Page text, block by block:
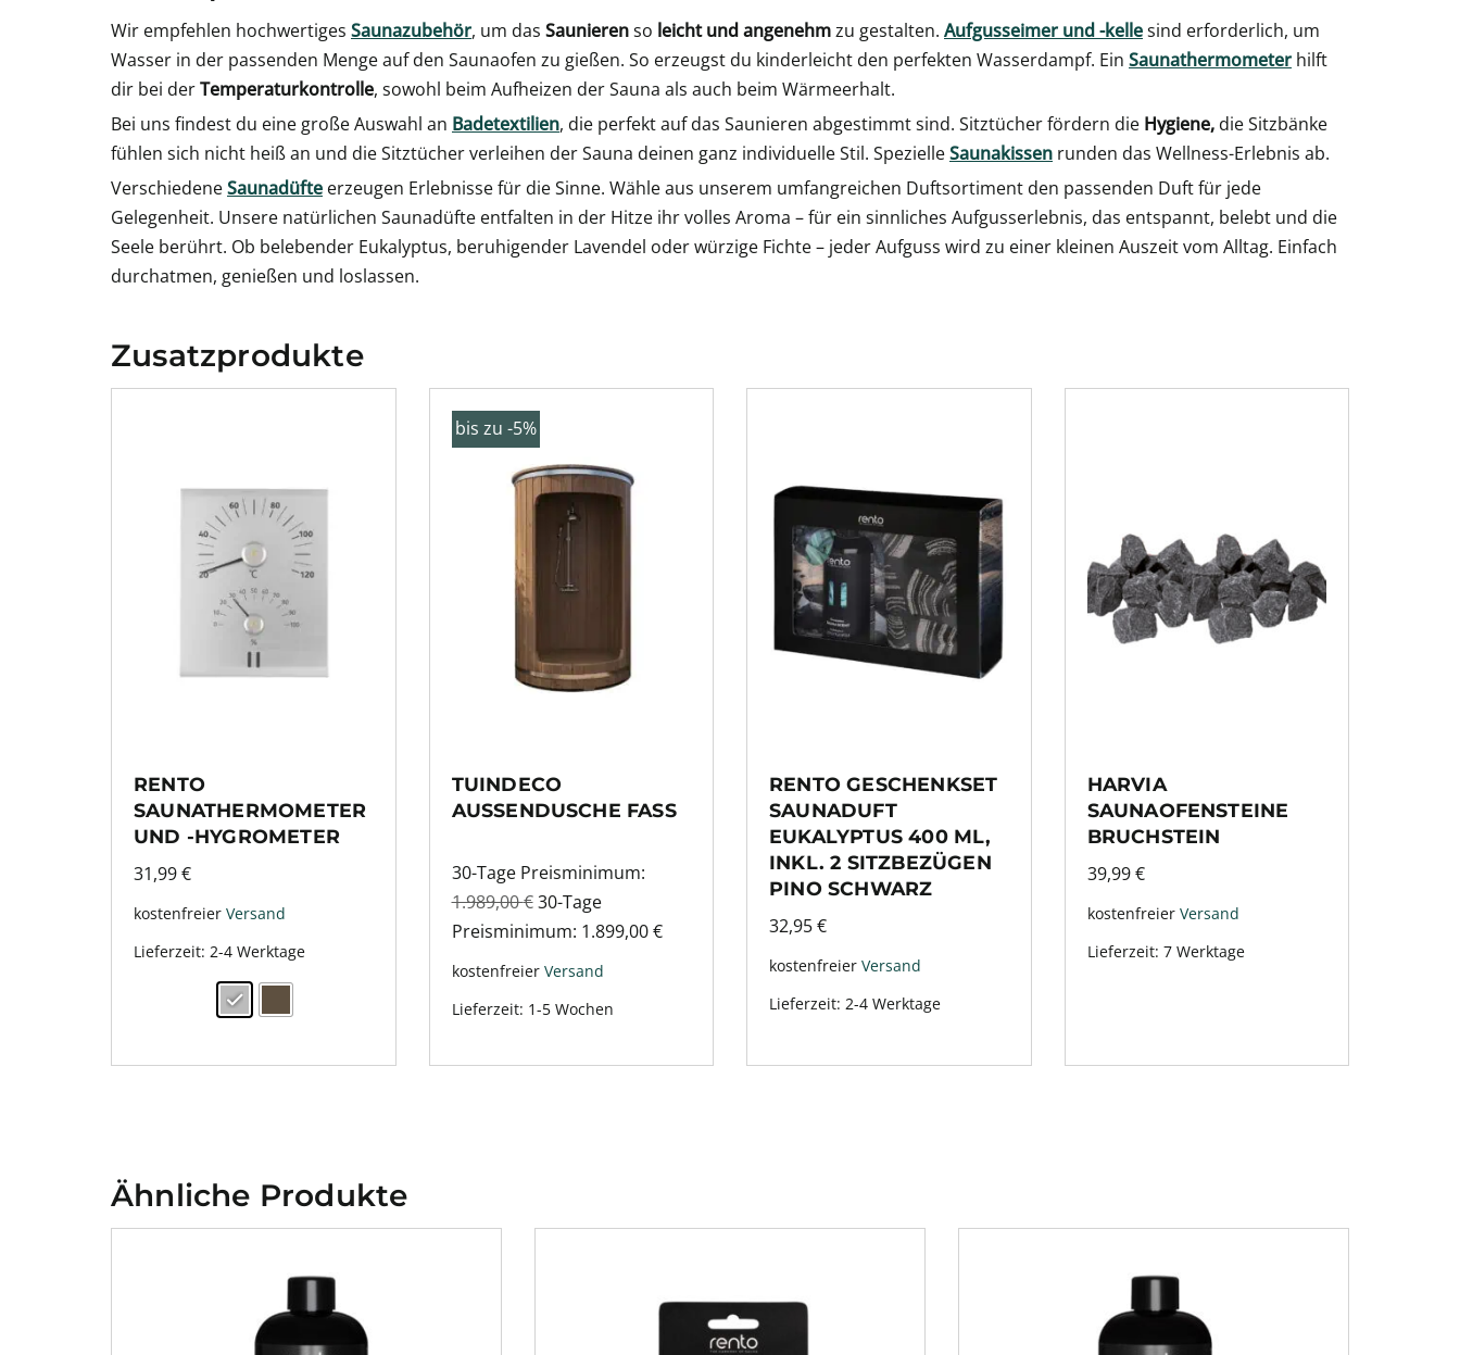
Wir empfehlen hochwertiges Saunazubehör, um das Saunierenso leicht und angenehmzu gestalten. Aufgusseimer und -kellesind erforderlich, um
Wasser in der passenden Menge auf den Saunaofen zu gießen. So erzeugst du kinderleicht den perfekten Wasserdampf. Ein Saunathermometer hilft
dir bei derTemperaturkontrolle, sowohl beim Aufheizen der Sauna als auch beim Wärmeerhalt.
Bei uns findest du eine große Auswahl an Badetextilien, die perfekt auf das Saunieren abgestimmt sind. Sitztücher fördern die Hygiene, die Sitzbänke
fühlen sich nicht heiß an und die Sitztücher verleihen der Sauna deinen ganz individuelle Stil. SpezielleSaunakissen runden das Wellness-Erlebnis ab.
VerschiedeneSaunadüfte erzeugen Erlebnisse für die Sinne. Wähle aus unserem umfangreichen Duftsortiment den passenden Duft für jede
Gelegenheit. Unsere natürlichen Saunadüfte entfalten in der Hitze ihr volles Aroma – für ein sinnliches Aufgusserlebnis, das entspannt, belebt und die
Seele berührt. Ob belebender Eukalyptus, beruhigender Lavendel oder würzige Fichte – jeder Aufguss wird zu einer kleinen Auszeit vom Alltag. Einfach
durchatmen, genießen und loslassen.
Zusatzprodukte
RENTO
SAUNATHERMOMETER
UND -HYGROMETER
31,99€
kostenfreier Versand
Lieferzeit: 2-4 Werktage
bis zu -5%
TUINDECO
AUSSENDUSCHE FASS
30-Tage Preisminimum:
1.989,00€ 30-Tage
Preisminimum: 1.899,00€
kostenfreier Versand
Lieferzeit: 1-5 Wochen
RENTO GESCHENKSET
SAUNADUFT
EUKALYPTUS 400 ML,
INKL. 2 SITZBEZÜGEN
PINO SCHWARZ
32,95€
kostenfreier Versand
Lieferzeit: 2-4 Werktage
HARVIA
SAUNAOFENSTEINE
BRUCHSTEIN
39,99€
kostenfreier Versand
Lieferzeit: 7 Werktage
Ähnliche Produkte